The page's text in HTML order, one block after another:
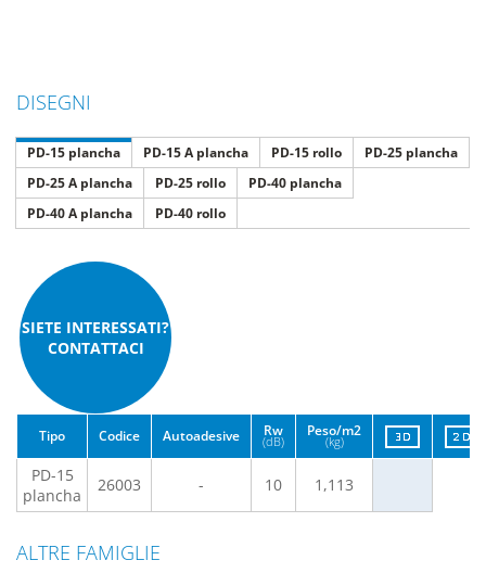
DISEGNI
PD-15 plancha PD-15 A plancha PD-15 rollo
PD-25 plancha
PD-25 A plancha
PD-25 rollo
PD-40 plancha
PD-40 A plancha
PD-40 rollo
SIETE INTERESSATI?
CONTATTACI
Tipo Codice Autoadesive Rw
(dB)
Peso/m2
(kg)
PD-15
plancha
26003 - 10 1,113
ALTRE FAMIGLIE